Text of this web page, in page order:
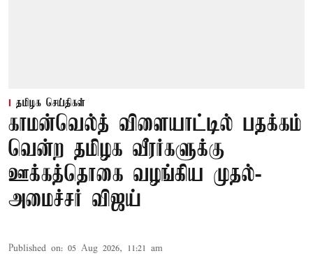
தமிழக செய்திகள்
காமன்வெல்த் விளையாட்டில் பதக்கம்
வென்ற தமிழக வீரர்களுக்கு
ஊக்கத்தொகை வழங்கிய முதல்-
அமைச்சர் விஜய்
Published on: 05 Aug 2026, 11:21 am